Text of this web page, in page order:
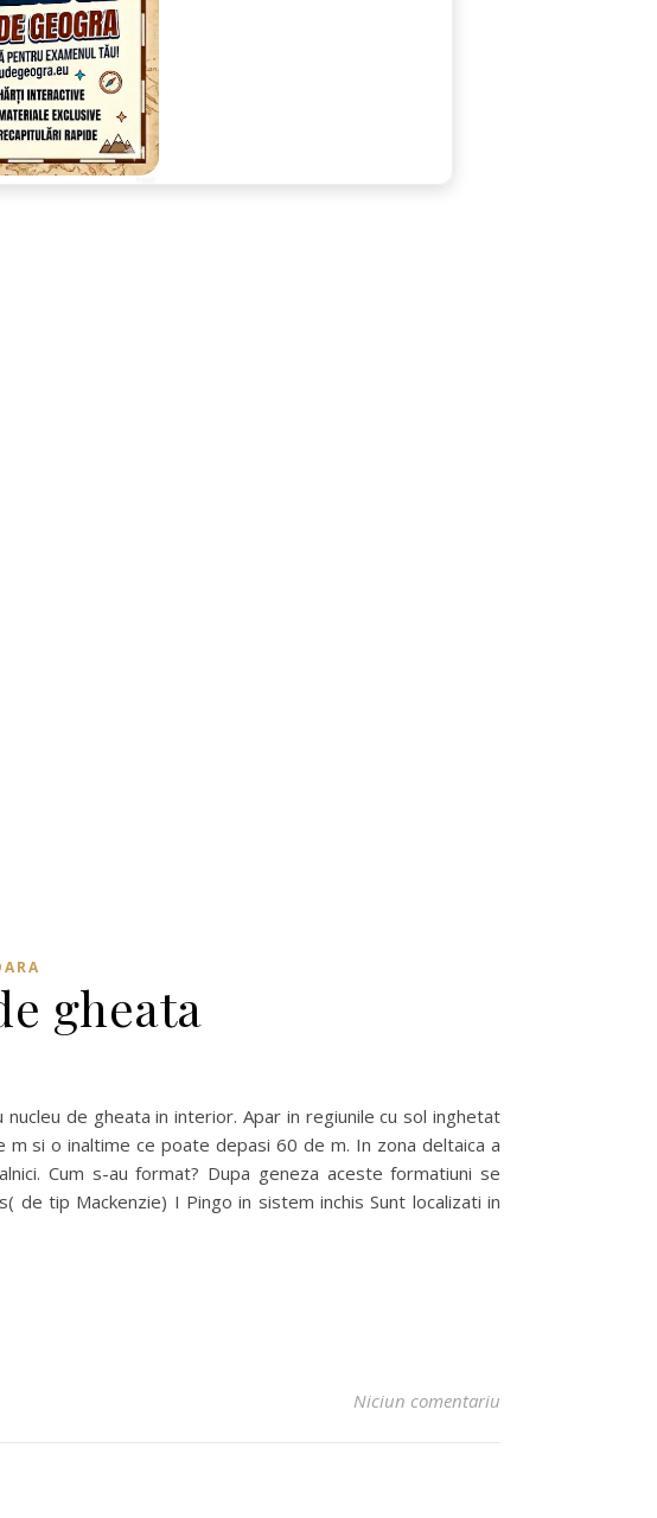
gheata
de gheata in interior. Apar in regiunile cu sol inghetat
m si o inaltime ce poate depasi 60 de m. In zona deltaica a
Cum s-au format? Dupa geneza aceste formatiuni se
de tip Mackenzie) I Pingo in sistem inchis Sunt localizati in
Niciun comentariu